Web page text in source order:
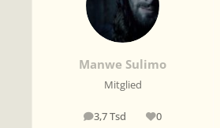
Manwe Sulimo
Mitglied
3,7 Tsd
Beiträge 0
Reputation